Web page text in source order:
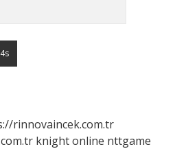
rinnovaincek.com.tr
knight online nttgame